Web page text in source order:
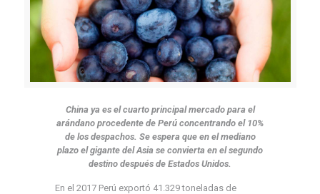
China ya es el cuarto principal mercado para el
arándano procedente de Perú concentrando el 10%
de los despachos. Se espera que en el mediano
plazo el gigante del Asia se convierta en el segundo
destino después de Estados Unidos.
En el 2017 Perú exportó 41.329 toneladas de